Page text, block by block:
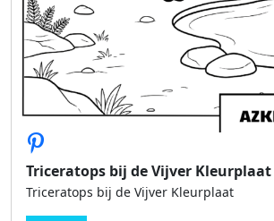
Triceratops bij de Vijver Kleurplaat
Triceratops bij de Vijver Kleurplaat